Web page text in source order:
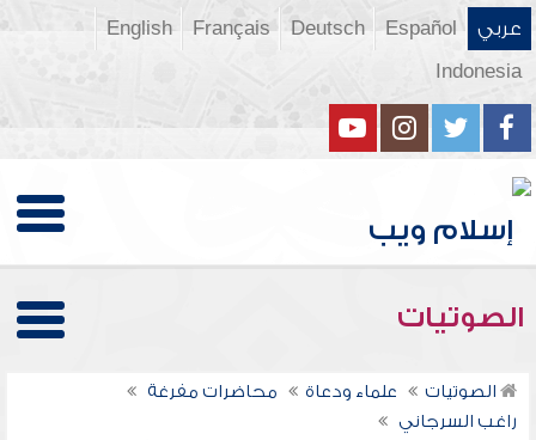
عربي Español
Deutsch
Français
English
Indonesia
الصوتيات
الصوتيات علماء ودعاة
محاضرات مفرغة
راغب السرجاني